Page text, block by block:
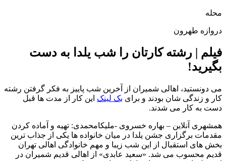
محله
دروازه طهرون
فیلم | رشته کارتان را شب یلدا به‌ دست
بگیرید!
می دونستید، اهالی شمیران از آخرین شب پاییز به فکر گرفتن رشته
کار و زندگی شان بودند و برای بک لینک این کار از مدت ها قبل
دست به کار می شدند.
همشهری آنلاین – بهاره خسروی -ملیکامحمدی: تهیه و آماده کردن
مقدمات برگزاری جشن یلدا در میان خانواده ها یکی از جذاب ترین
بخش های استقبال از این شب زیبا و مهم خانوادگی اهالی تهران
قدیم محسوب می شد. «سعید عابدی» از اهالی قدیم شمیران در